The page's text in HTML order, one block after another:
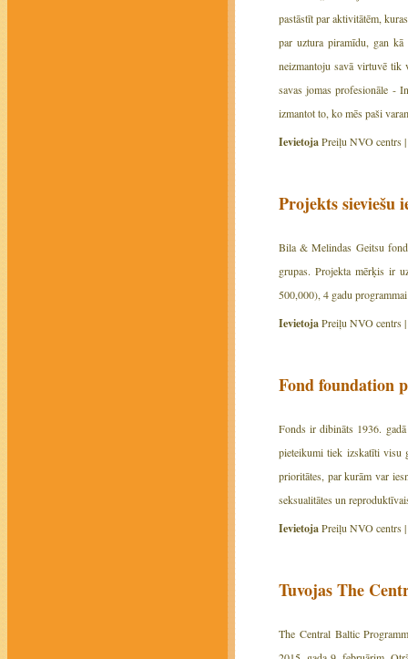
pastāstīt par aktivitātēm,
par uztura piramīdu, gan
neizmantoju savā virtuvē tik
savas jomas profesionāle -
izmantot to, ko mēs paši
IevietojaPreiļu NVO centrs |
Projekts sieviešu
Bila & Melindas Geitsu
grupas. Projekta mērķis ir
500,000), 4 gadu
IevietojaPreiļu NVO centrs |
Fond foundation
Fonds ir dibināts 1936.
pieteikumi tiek izskatīti visu
prioritātes, par kurām var
seksualitātes un
IevietojaPreiļu NVO centrs |
Tuvojas The
The Central Baltic